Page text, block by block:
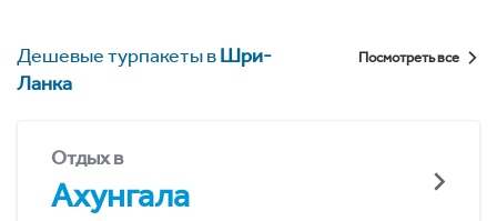
Дешевые турпакеты вШри-
Ланка
Посмотреть все
Отдых в
Ахунгала